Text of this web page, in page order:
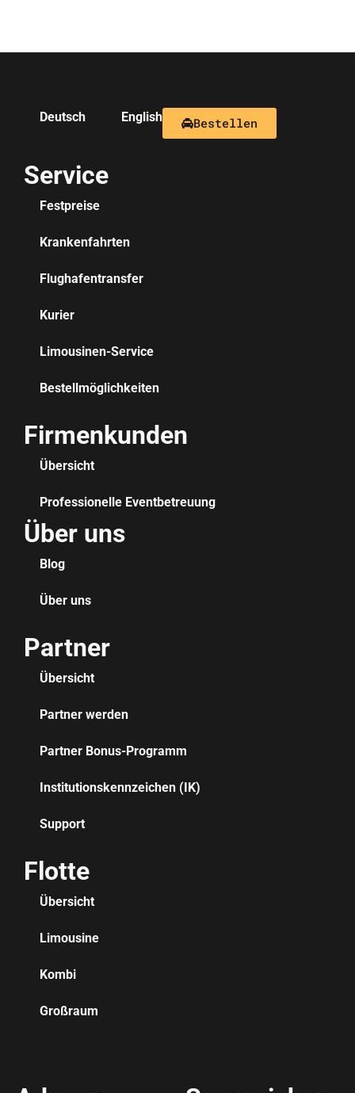
Deutsch English Bestellen
Service
Festpreise
Krankenfahrten
Flughafentransfer
Kurier
Limousinen-Service
Bestellmöglichkeiten
Firmenkunden
Übersicht
Professionelle Eventbetreuung
Über uns
Blog
Über uns
Partner
Übersicht
Partner werden
Partner Bonus-Programm
Institutionskennzeichen (IK)
Support
Flotte
Übersicht
Limousine
Kombi
Großraum